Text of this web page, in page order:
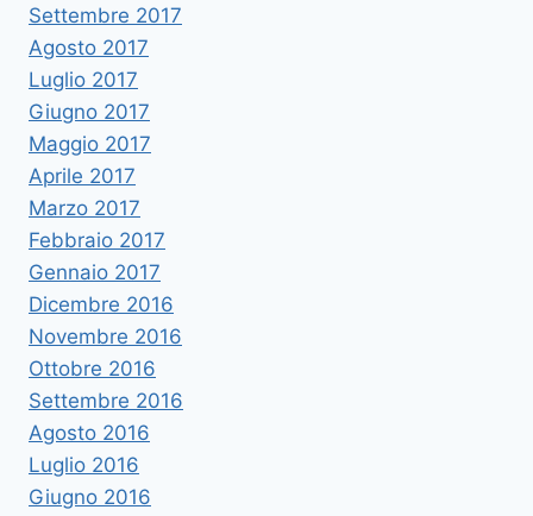
Settembre 2017
Agosto 2017
Luglio 2017
Giugno 2017
Maggio 2017
Aprile 2017
Marzo 2017
Febbraio 2017
Gennaio 2017
Dicembre 2016
Novembre 2016
Ottobre 2016
Settembre 2016
Agosto 2016
Luglio 2016
Giugno 2016